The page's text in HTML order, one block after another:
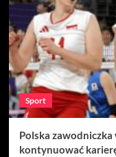
Sport
Polska
kontynuować